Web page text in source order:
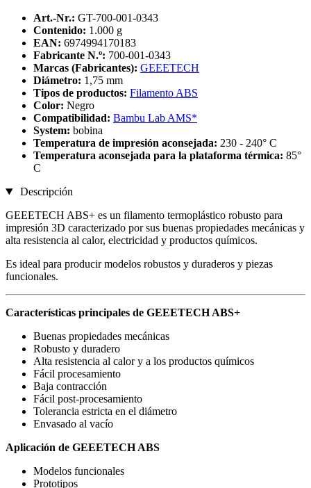
Art.-Nr.: GT-700-001-0343
Contenido: 1.000 g
EAN: 6974994170183
Fabricante N.º: 700-001-0343
Marcas (Fabricantes): GEEETECH
Diámetro: 1,75 mm
Tipos de productos: Filamento ABS
Color: Negro
Compatibilidad: Bambu Lab AMS*
System: bobina
Temperatura de impresión aconsejada: 230 - 240° C
Temperatura aconsejada para la plataforma térmica: 85°
C
Descripción
GEEETECH ABS+ es un filamento termoplástico robusto para
impresión 3D caracterizado por sus buenas propiedades mecánicas y
alta resistencia al calor, electricidad y productos químicos.
Es ideal para producir modelos robustos y duraderos y piezas
funcionales.
Características principales de GEEETECH ABS+
Buenas propiedades mecánicas
Robusto y duradero
Alta resistencia al calor y a los productos químicos
Fácil procesamiento
Baja contracción
Fácil post-procesamiento
Tolerancia estricta en el diámetro
Envasado al vacío
Aplicación de GEEETECH ABS
Modelos funcionales
Prototipos